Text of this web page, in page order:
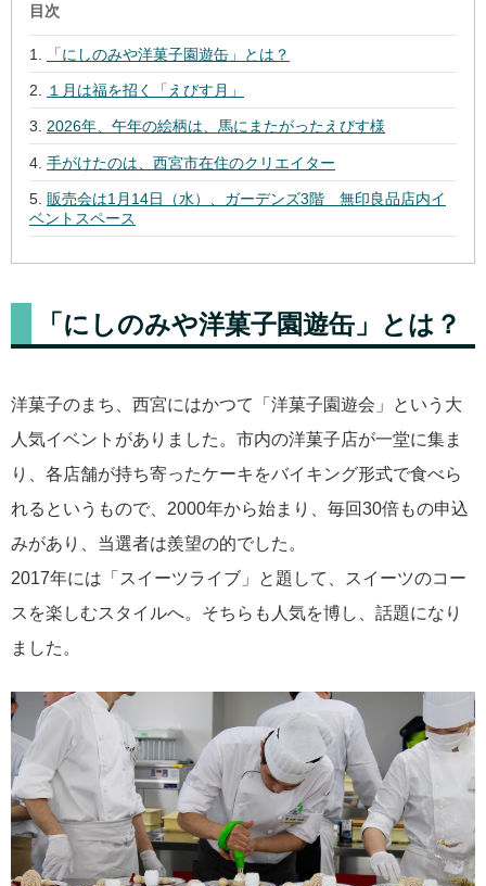
目次
「にしのみや洋菓子園遊缶」とは？
１月は福を招く「えびす月」
2026年、午年の絵柄は、馬にまたがったえびす様
手がけたのは、西宮市在住のクリエイター
販売会は1月14日（水）、ガーデンズ3階 無印良品店内イ
ベントスペース
「にしのみや洋菓子園遊缶」とは？
洋菓子のまち、西宮にはかつて「洋菓子園遊会」という大
人気イベントがありました。市内の洋菓子店が一堂に集ま
り、各店舗が持ち寄ったケーキをバイキング形式で食べら
れるというもので、2000年から始まり、毎回30倍もの申込
みがあり、当選者は羨望の的でした。
2017年には「スイーツライブ」と題して、スイーツのコー
スを楽しむスタイルへ。そちらも人気を博し、話題になり
ました。